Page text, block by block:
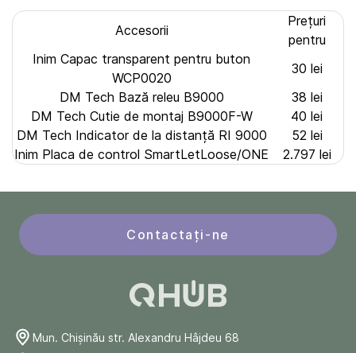
Accesorii
Prețuri
pentru
Inim Capac transparent pentru buton
WCP0020
30 lei
DM Tech Bază releu B9000
38 lei
DM Tech Cutie de montaj B9000F-W
40 lei
DM Tech Indicator de la distanță RI 9000
52 lei
Inim Placa de control SmartLetLoose/ONE
2.797 lei
Contactați-ne
Mun. Chişinău str. Alexandru Hâjdeu 68